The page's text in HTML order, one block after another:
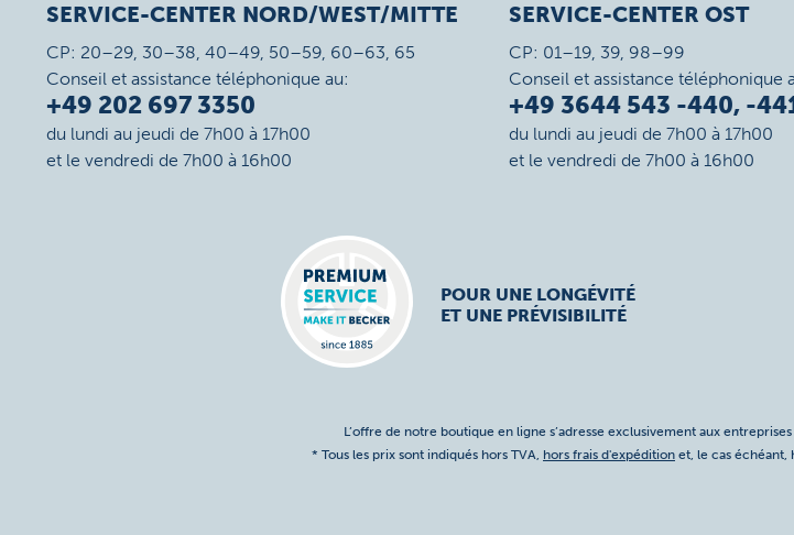
SERVICE-CENTER NORD/WEST/MITTE
CP: 20–29, 30–38, 40–49, 50–59, 60–63, 65
Conseil et assistance téléphonique au:
+49 202 697 3350
du lundi au jeudi de 7h00 à 17h00
et le vendredi de 7h00 à 16h00
SERVICE-CENTER OST
CP: 01–19, 39, 98–99
Conseil et assistance téléphonique
+49 3644 543 -440, -
du lundi au jeudi de 7h00 à 17h00
et le vendredi de 7h00 à 16h00
POUR UNE LONGÉVITÉ
ET UNE PRÉVISIBILITÉ
L’offre de notre boutique en ligne s’adresse exclusivement aux
* Tous les prix sont indiqués hors TVA, hors frais d'expédition et, le cas échéant,